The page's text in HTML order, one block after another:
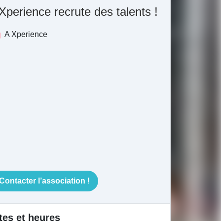
recrute des talents !
A Xperience
l’association !
et heures